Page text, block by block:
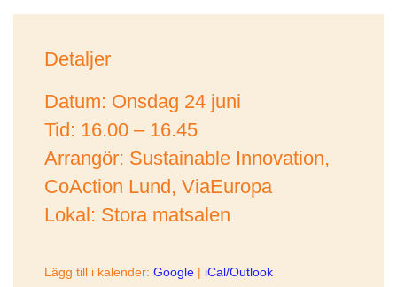
Detaljer
Datum: Onsdag 24 juni
Tid: 16.00 – 16.45
Arrangör: Sustainable Innovation,
CoAction Lund, ViaEuropa
Lokal: Stora matsalen
Lägg till i kalender: Google | iCal/Outlook